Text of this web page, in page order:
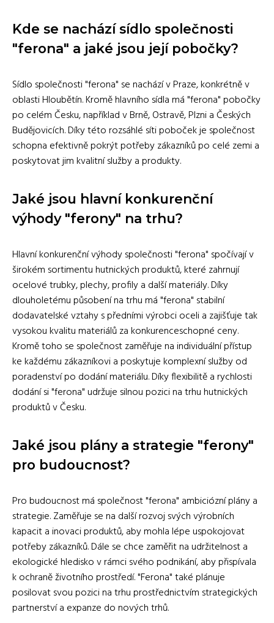
Kde se nachází sídlo společnosti
"ferona" a jaké jsou její pobočky?
Sídlo společnosti "ferona" se nachází v Praze, konkrétně v
oblasti Hloubětín. Kromě hlavního sídla má "ferona" pobočky
po celém Česku, například v Brně, Ostravě, Plzni a Českých
Budějovicích. Díky této rozsáhlé síti poboček je společnost
schopna efektivně pokrýt potřeby zákazníků po celé zemi a
poskytovat jim kvalitní služby a produkty.
Jaké jsou hlavní konkurenční
výhody "ferony" na trhu?
Hlavní konkurenční výhody společnosti "ferona" spočívají v
širokém sortimentu hutnických produktů, které zahrnují
ocelové trubky, plechy, profily a další materiály. Díky
dlouholetému působení na trhu má "ferona" stabilní
dodavatelské vztahy s předními výrobci oceli a zajišťuje tak
vysokou kvalitu materiálů za konkurenceschopné ceny.
Kromě toho se společnost zaměřuje na individuální přístup
ke každému zákazníkovi a poskytuje komplexní služby od
poradenství po dodání materiálu. Díky flexibilitě a rychlosti
dodání si "ferona" udržuje silnou pozici na trhu hutnických
produktů v Česku.
Jaké jsou plány a strategie "ferony"
pro budoucnost?
Pro budoucnost má společnost "ferona" ambiciózní plány a
strategie. Zaměřuje se na další rozvoj svých výrobních
kapacit a inovaci produktů, aby mohla lépe uspokojovat
potřeby zákazníků. Dále se chce zaměřit na udržitelnost a
ekologické hledisko v rámci svého podnikání, aby přispívala
k ochraně životního prostředí. "Ferona" také plánuje
posilovat svou pozici na trhu prostřednictvím strategických
partnerství a expanze do nových trhů.